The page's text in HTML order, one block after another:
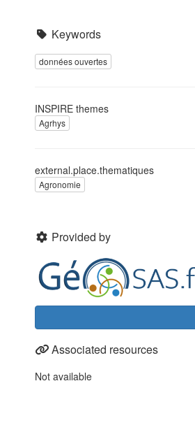
Keywords
données ouvertes
INSPIRE themes
Agrhys
external.place.thematiques
Agronomie
Provided by
Associated resources
Not available